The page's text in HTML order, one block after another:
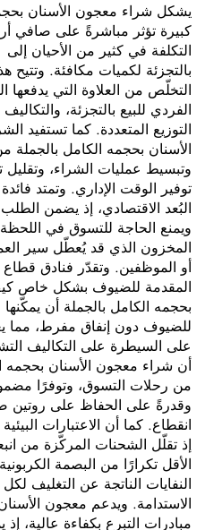
يشكل شراء معجون الأسنان
كبيرة تؤثر مباشرةً على صافي
بالتجزئة لكميات مكافئة. وتتيح
التخلّص من العلاوة التي يدفعها
الفردي للبيع بالتجزئة،
التوزيع المتعددة. كما تستفيد
الأسنان بحجمه الكامل بالجملة
وتبسيط عمليات الشراء، وتقليل
توفير الوقت الإداري. وتمتد
البُعد الاقتصادي، إذ يضمن الطلب
ويمنع الحاجة للتسوق في اللحظة
المخزون الذي قد يُعطّل سير
أو الموظفين. وتقدّر فنادق
المقدمة للضيوف بشكل خاص
بحجمه الكامل بالجملة أن
للضيوف دون إنفاق مفرط، مما
على السيطرة على التكاليف
أن شراء معجون الأسنان بحجمه
من رحلات التسوق، وتوفرًا
وقدرةً على الحفاظ على روتين
انقطاع. كما أن الاعتبارات
إذ تقلّل الشحنات المركّزة من
الأقل تكرارًا من البصمة
النفايات الناتجة عن التغليف
الاستدامة. ويدعم معجون
مبادرات التبرع بكفاءة عالية،